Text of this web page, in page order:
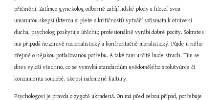
přičinění. Zatímco gynekolog odborně zabíjí lidské plody a filosof svou
umanutou skepsí (kterou si plete s kritičností) vytváří sofismata k otrávení
ducha, psycholog poskytuje útěchu; profesionálně vyrábí dobré pocity. Sokrates
mu připadá nezdravě racionalistický a konfrontačně moralistický. Půjde u něho
zřejmě o nějakou potlačovanou potřebu. A také tam určitě bude strach. Tím se
dnes vyloží všechno, co se vymyká standardům uvědomělého spolutvůrce či
konzumenta soudobé, skepsí nalomené kultury.
Psychologovi je pravda o zygotě ukradená. On má před sebou případ, potřebuje